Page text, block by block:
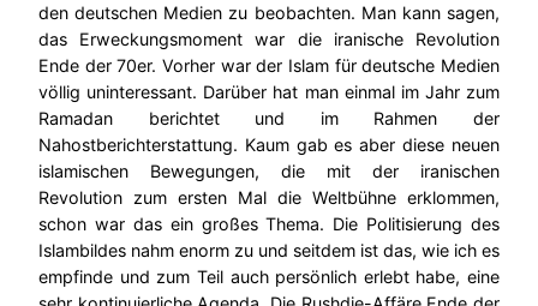
den deutschen Medien zu beobachten. Man kann sagen,
das Erweckungsmoment war die iranische Revolution
Ende der 70er. Vorher war der Islam für deutsche Medien
völlig uninteressant. Darüber hat man einmal im Jahr zum
Ramadan berichtet und im Rahmen der
Nahostberichterstattung. Kaum gab es aber diese neuen
islamischen Bewegungen, die mit der iranischen
Revolution zum ersten Mal die Weltbühne erklommen,
schon war das ein großes Thema. Die Politisierung des
Islambildes nahm enorm zu und seitdem ist das, wie ich es
empfinde und zum Teil auch persönlich erlebt habe, eine